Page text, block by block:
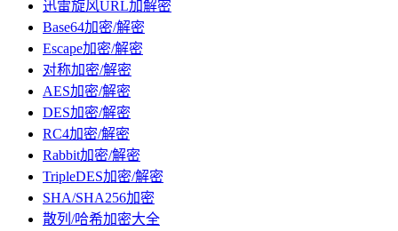
迅雷旋风URL加解密
Base64加密/解密
Escape加密/解密
对称加密/解密
AES加密/解密
DES加密/解密
RC4加密/解密
Rabbit加密/解密
TripleDES加密/解密
SHA/SHA256加密
散列/哈希加密大全